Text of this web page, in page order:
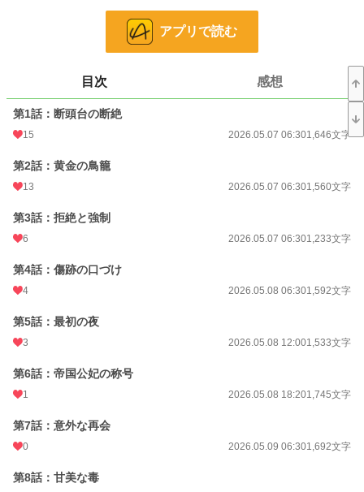
44,772
更新日時 2026.05.30 06:30
初回公開日時
初回完結日時 2026.05.07 06:30
週間ポイント
月間ポイント 560 pt (32,922 位)
累計ポイント 26,434 pt (62,048 位)
アプリで読む
目次 感想
第1話：断頭台の断絶
15 2026.05.07 06:301,646文字
第2話：黄金の鳥籠
13 2026.05.07 06:301,560文字
第3話：拒絶と強制
6 2026.05.07 06:301,233文字
第4話：傷跡の口づけ
4 2026.05.08 06:301,592文字
第5話：最初の夜
3 2026.05.08 12:001,533文字
第6話：帝国公妃の称号
1 2026.05.08 18:201,745文字
第7話：意外な再会
0 2026.05.09 06:301,692文字
第8話：甘美な毒